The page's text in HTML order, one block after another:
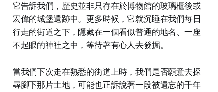
它告訴我們，歷史並非只存在於博物館的玻璃櫃後或
宏偉的城堡遺跡中。更多時候，它就沉睡在我們每日
行走的街道之下，隱藏在一個看似普通的地名、一座
不起眼的神社之中，等待著有心人去發掘。
當我們下次走在熟悉的街道上時，我們是否願意去探
尋腳下那片土地，可能也正訴說著一段被遺忘的千年